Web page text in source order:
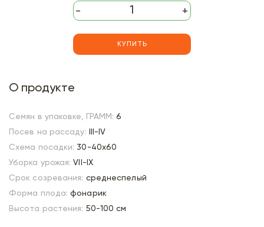
- +
КУПИТЬ
О продукте
Семян в упаковке, ГРАММ: 6
Посев на рассаду:
III-IV
Схема посадки: 30-40х60
Уборка урожая: VII-IX
Срок созревания: среднеспелый
Форма плода: фонарик
Высота растения: 50-100 см